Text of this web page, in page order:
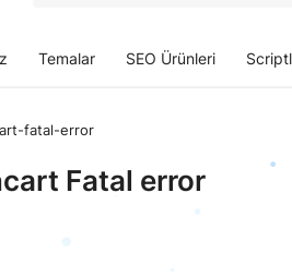
Temalar SEO Ürünleri
fatal-error
Fatal error